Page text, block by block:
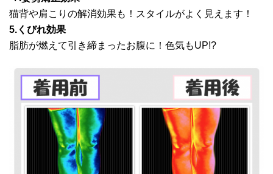
猫背や肩こりの解消効果も！スタイルがよく見えます！
5.くびれ効果
脂肪が燃えて引き締まったお腹に！色気もUP!?